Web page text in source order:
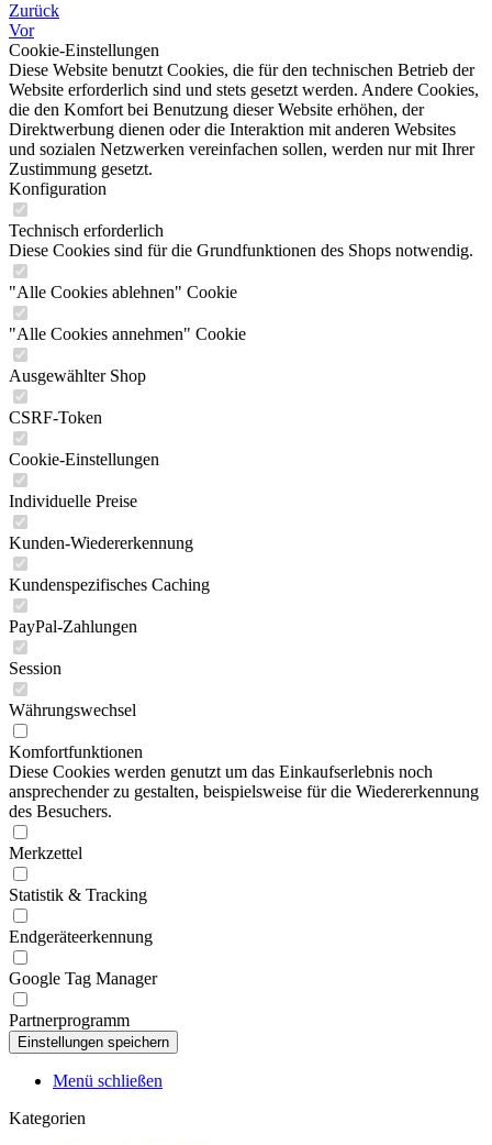
Zurück
Vor
Cookie-Einstellungen
Diese Website benutzt Cookies, die für den technischen Betrieb der
Website erforderlich sind und stets gesetzt werden. Andere Cookies,
die den Komfort bei Benutzung dieser Website erhöhen, der
Direktwerbung dienen oder die Interaktion mit anderen Websites
und sozialen Netzwerken vereinfachen sollen, werden nur mit Ihrer
Zustimmung gesetzt.
Konfiguration
Technisch erforderlich
Diese Cookies sind für die Grundfunktionen des Shops notwendig.
"Alle Cookies ablehnen" Cookie
"Alle Cookies annehmen" Cookie
Ausgewählter Shop
CSRF-Token
Cookie-Einstellungen
Individuelle Preise
Kunden-Wiedererkennung
Kundenspezifisches Caching
PayPal-Zahlungen
Session
Währungswechsel
Komfortfunktionen
Diese Cookies werden genutzt um das Einkaufserlebnis noch
ansprechender zu gestalten, beispielsweise für die Wiedererkennung
des Besuchers.
Merkzettel
Statistik & Tracking
Endgeräteerkennung
Google Tag Manager
Partnerprogramm
Menü schließen
Kategorien